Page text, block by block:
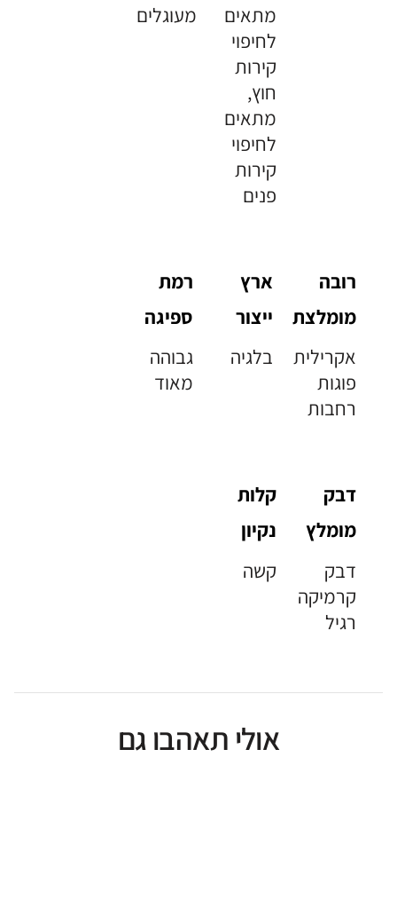
מתאים
לחיפוי
קירות
חוץ,
מתאים
לחיפוי
קירות
פנים
מעוגלים
רובה
מומלצת
אקרילית
פוגות
רחבות
ארץ
ייצור
בלגיה
רמת
ספיגה
גבוהה
מאוד
דבק
מומלץ
דבק
קרמיקה
רגיל
קלות
נקיון
קשה
אולי תאהבו גם